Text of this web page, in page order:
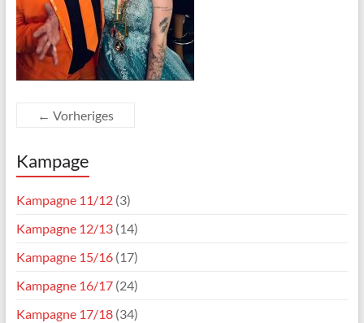
← Vorheriges
Kampage
Kampagne 11/12(3)
Kampagne 12/13(14)
Kampagne 15/16(17)
Kampagne 16/17(24)
Kampagne 17/18(34)